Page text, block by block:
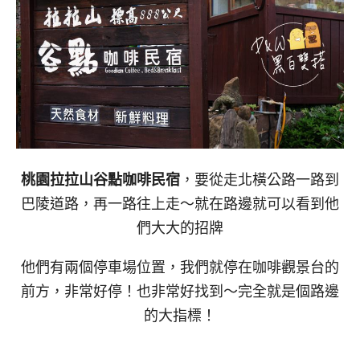
桃園拉拉山谷點咖啡民宿 ，要從走北橫公路一路到
巴陵道路，再一路往上走～就在路邊就可以看到他
們大大的招牌
他們有兩個停車場位置，我們就停在咖啡觀景台的
前方，非常好停！也非常好找到～完全就是個路邊
的大指標！